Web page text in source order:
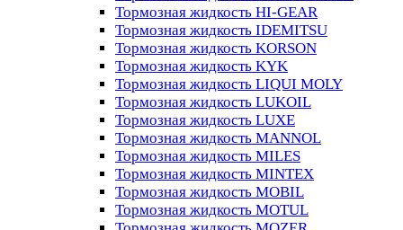
Тормозная жидкость HI-GEAR
Тормозная жидкость IDEMITSU
Тормозная жидкость KORSON
Тормозная жидкость KYK
Тормозная жидкость LIQUI MOLY
Тормозная жидкость LUKOIL
Тормозная жидкость LUXE
Тормозная жидкость MANNOL
Тормозная жидкость MILES
Тормозная жидкость MINTEX
Тормозная жидкость MOBIL
Тормозная жидкость MOTUL